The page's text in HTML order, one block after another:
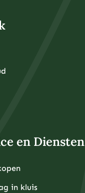
en Diensten
in kluis